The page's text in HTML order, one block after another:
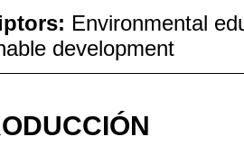
Environmental
development